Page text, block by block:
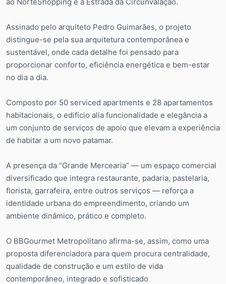
Assinado pelo arquiteto Pedro Guimarães, o projeto
distingue-se pela sua arquitetura contemporânea e
sustentável, onde cada detalhe foi pensado para
proporcionar conforto, eficiência energética e bem-estar
no dia a dia.
Composto por 50 serviced apartments e 28 apartamentos
habitacionais, o edifício alia funcionalidade e elegância a
um conjunto de serviços de apoio que elevam a experiência
de habitar a um novo patamar.
A presença da “Grande Mercearia” — um espaço comercial
diversificado que integra restaurante, padaria, pastelaria,
florista, garrafeira, entre outros serviços — reforça a
identidade urbana do empreendimento, criando um
ambiente dinâmico, prático e completo.
O BBGourmet Metropolitano afirma-se, assim, como uma
proposta diferenciadora para quem procura centralidade,
qualidade de construção e um estilo de vida
contemporâneo, integrado e sofisticado